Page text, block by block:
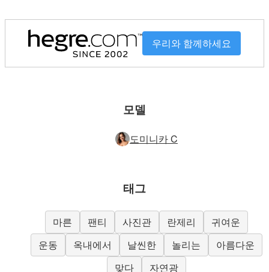
우리와 함께하세요
모델
도미니카 C
태그
마른 팬티 사진관 란제리
귀여운
운동
옥내에서 날씬한 놀리는
아름다운
맞다
자연광